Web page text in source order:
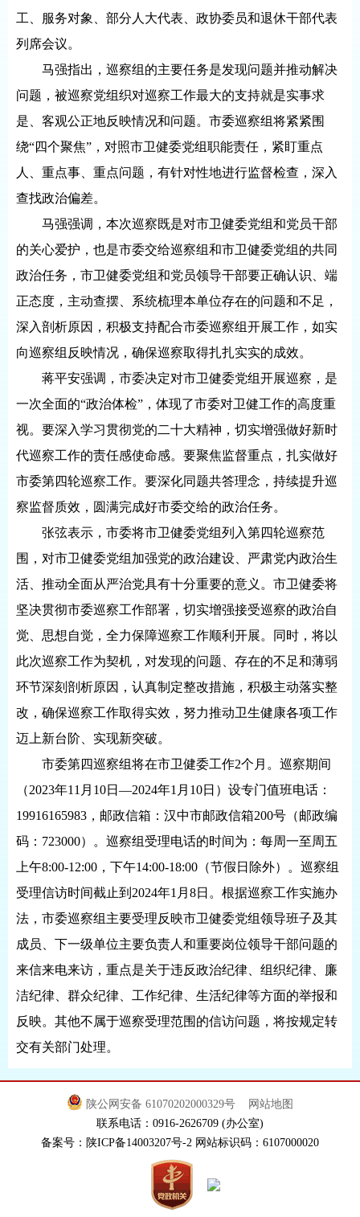
工、服务对象、部分人大代表、政协委员和退休干部代表
列席会议。
马强指出，巡察组的主要任务是发现问题并推动解决
问题，被巡察党组织对巡察工作最大的支持就是实事求
是、客观公正地反映情况和问题。市委巡察组将紧紧围
绕“四个聚焦”，对照市卫健委党组职能责任，紧盯重点
人、重点事、重点问题，有针对性地进行监督检查，深入
查找政治偏差。
马强强调，本次巡察既是对市卫健委党组和党员干部
的关心爱护，也是市委交给巡察组和市卫健委党组的共同
政治任务，市卫健委党组和党员领导干部要正确认识、端
正态度，主动查摆、系统梳理本单位存在的问题和不足，
深入剖析原因，积极支持配合市委巡察组开展工作，如实
向巡察组反映情况，确保巡察取得扎扎实实的成效。
蒋平安强调，市委决定对市卫健委党组开展巡察，是
一次全面的“政治体检”，体现了市委对卫健工作的高度重
视。要深入学习贯彻党的二十大精神，切实增强做好新时
代巡察工作的责任感使命感。要聚焦监督重点，扎实做好
市委第四轮巡察工作。要深化同题共答理念，持续提升巡
察监督质效，圆满完成好市委交给的政治任务。
张弦表示，市委将市卫健委党组列入第四轮巡察范
围，对市卫健委党组加强党的政治建设、严肃党内政治生
活、推动全面从严治党具有十分重要的意义。市卫健委将
坚决贯彻市委巡察工作部署，切实增强接受巡察的政治自
觉、思想自觉，全力保障巡察工作顺利开展。同时，将以
此次巡察工作为契机，对发现的问题、存在的不足和薄弱
环节深刻剖析原因，认真制定整改措施，积极主动落实整
改，确保巡察工作取得实效，努力推动卫生健康各项工作
迈上新台阶、实现新突破。
市委第四巡察组将在市卫健委工作2个月。巡察期间
（2023年11月10日—2024年1月10日）设专门值班电话：
19916165983，邮政信箱：汉中市邮政信箱200号（邮政编
码：723000）。巡察组受理电话的时间为：每周一至周五
上午8:00-12:00，下午14:00-18:00（节假日除外）。巡察组
受理信访时间截止到2024年1月8日。根据巡察工作实施办
法，市委巡察组主要受理反映市卫健委党组领导班子及其
成员、下一级单位主要负责人和重要岗位领导干部问题的
来信来电来访，重点是关于违反政治纪律、组织纪律、廉
洁纪律、群众纪律、工作纪律、生活纪律等方面的举报和
反映。其他不属于巡察受理范围的信访问题，将按规定转
交有关部门处理。
陕公网安备 61070202000329号
网站地图
联系电话：0916-2626709 (办公室)
备案号：陕ICP备14003207号-2 网站标识码：6107000020